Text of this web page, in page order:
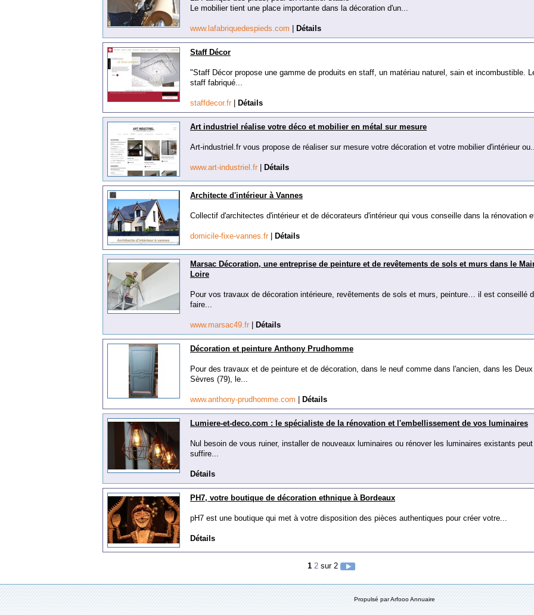
Le mobilier tient une place importante dans la décoration d'un...
www.lafabriquedespieds.com Détails
Staff Décor
"Staff Décor propose une gamme de produits en staff, un matériau naturel, sain et incombustible.
staff fabriqué...
staffdecor.fr Détails
Art industriel réalise votre déco et mobilier en métal sur mesure
Art-industriel.fr vous propose de réaliser sur mesure votre décoration et votre mobilier d'intérieur
www.art-industriel.fr Détails
Architecte d'intérieur à Vannes
Collectif d'architectes d'intérieur et de décorateurs d'intérieur qui vous conseille dans la rénovation
domicile-fixe-vannes.fr Détails
Marsac Décoration, une entreprise de peinture et de revêtements de sols et murs dans le
Loire
Pour vos travaux de décoration intérieure, revêtements de sols et murs, peinture… il est conseillé
faire...
www.marsac49.fr Détails
Décoration et peinture Anthony Prudhomme
Pour des travaux et de peinture et de décoration, dans le neuf comme dans l'ancien, dans les Deux
Sèvres (79), le...
www.anthony-prudhomme.com Détails
Lumiere-et-deco.com : le spécialiste de la rénovation et l'embellissement de vos luminaires
Nul besoin de vous ruiner, installer de nouveaux luminaires ou rénover les luminaires existants peut
suffire...
Détails
PH7, votre boutique de décoration ethnique à Bordeaux
pH7 est une boutique qui met à votre disposition des pièces authentiques pour créer votre...
Détails
1 2 sur 2
Propulsé par Arfooo Annuaire